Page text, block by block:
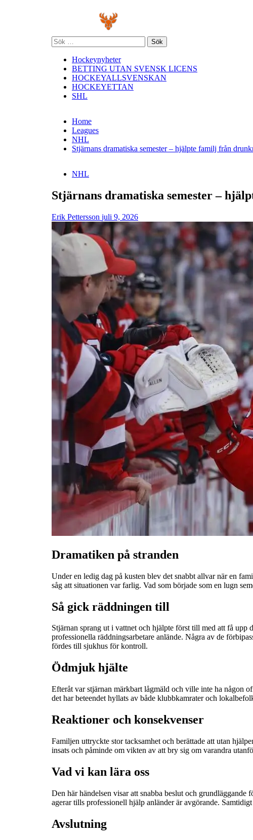
Sök
efter:
Hockeynyheter
BETTING UTAN SVENSK LICENS
HOCKEYALLSVENSKAN
HOCKEYETTAN
SHL
Home
Leagues
NHL
Stjärnans dramatiska semester – hjälpte familj från
NHL
Stjärnans dramatiska semester –
Erik Pettersson juli 9, 2026
Dramatiken på stranden
Under en ledig dag på kusten blev det snabbt allvar när en
såg att situationen var farlig. Vad som började som en lugn
Så gick räddningen till
Stjärnan sprang ut i vattnet och hjälpte först till med att få upp
professionella räddningsarbetare anlände. Några av de
fördes till sjukhus för kontroll.
Ödmjuk hjälte
Efteråt var stjärnan märkbart lågmäld och ville inte ha någon
det har beteendet hyllats av både klubbkamrater och
Reaktioner och konsekvenser
Familjen uttryckte stor tacksamhet och berättade att utan
insats och påminde om vikten av att bry sig om varandra
Vad vi kan lära oss
Den här händelsen visar att snabba beslut och
agerar tills professionell hjälp anländer är avgörande.
Avslutning